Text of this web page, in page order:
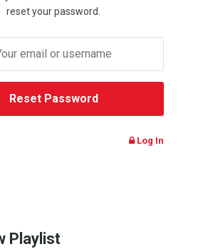
reset your password.
Log In
Playlist